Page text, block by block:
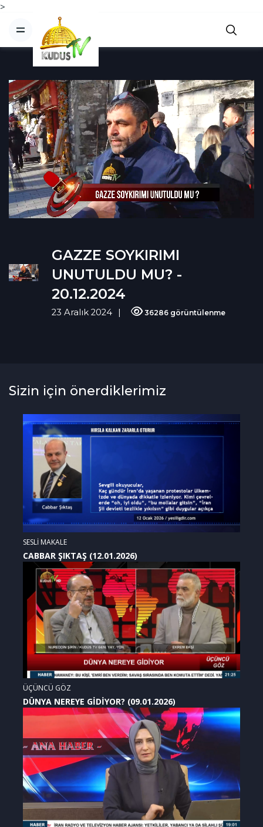
>
GAZZE SOYKIRIMI
UNUTULDU MU? -
20.12.2024
23 Aralık 2024 36286 görüntülenme
Sizin için önerdiklerimiz
SESLİ MAKALE
CABBAR ŞIKTAŞ (12.01.2026)
ÜÇÜNCÜ GÖZ
DÜNYA NEREYE GİDİYOR? (09.01.2026)